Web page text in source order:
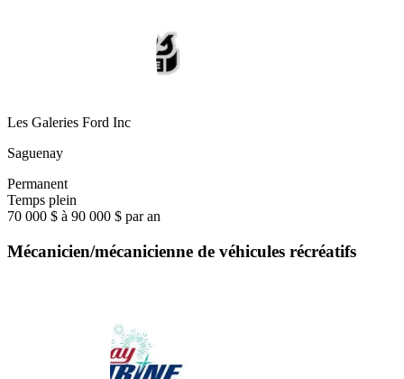
Les Galeries Ford Inc
Saguenay
Permanent
Temps plein
70 000 $ à 90 000 $ par an
Mécanicien/mécanicienne de véhicules récréatifs